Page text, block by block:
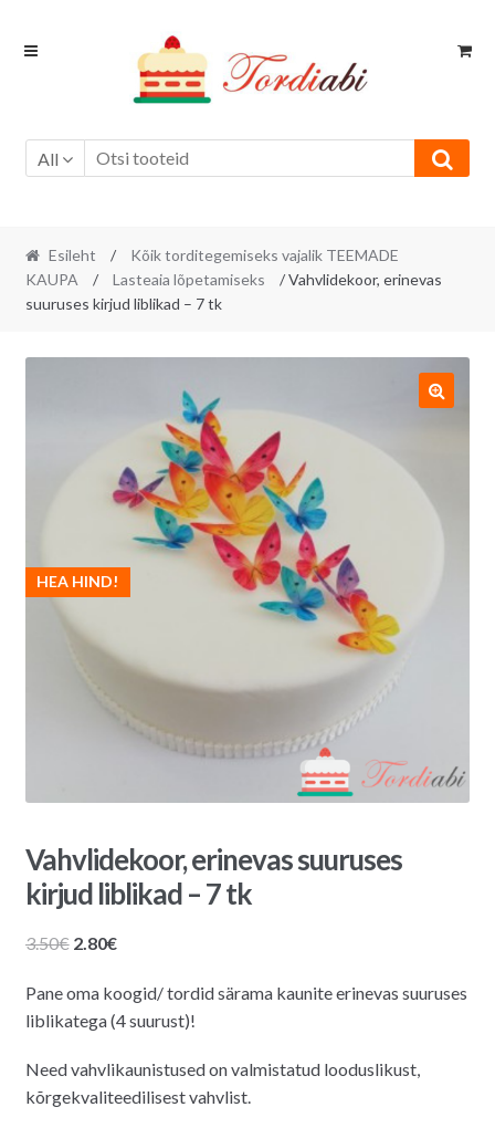
Skip
Skip
All
Esileht /
Kõik torditegemiseks vajalik TEEMADE
KAUPA
/ Lasteaia lõpetamiseks
/ Vahvlidekoor, erinevas
suuruses kirjud liblikad – 7 tk
HEA HIND!
Vahvlidekoor, erinevas suuruses
kirjud liblikad – 7 tk
3.50€ Algne
oli:
3.50€.
2.80€Praegune
on:
2.80€.
Pane oma koogid/ tordid särama kaunite erinevas suuruses
liblikatega (4 suurust)!
Need vahvlikaunistused on valmistatud looduslikust,
kõrgekvaliteedilisest vahvlist.